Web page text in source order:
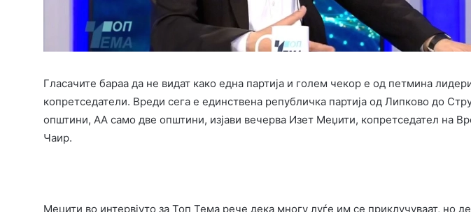
Гласачите бараа да не видат како една партија и голем чекор е од петмина
копретседатели. Вреди сега е единствена републичка партија од Липково до
општини, АА само две општини, изјави вечерва Изет Меџити, копретседател на
Чаир.
Меџити во интервјуто за Топ Тема рече дека многу луѓе им се приклучуваат, но